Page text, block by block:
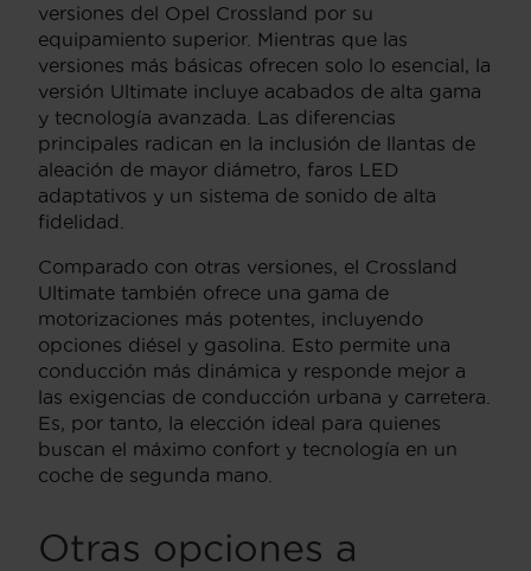
versiones del Opel Crossland por su
equipamiento superior. Mientras que las
versiones más básicas ofrecen solo lo esencial, la
versión Ultimate incluye acabados de alta gama
y tecnología avanzada. Las diferencias
principales radican en la inclusión de llantas de
aleación de mayor diámetro, faros LED
adaptativos y un sistema de sonido de alta
fidelidad.
Comparado con otras versiones, el Crossland
Ultimate también ofrece una gama de
motorizaciones más potentes, incluyendo
opciones diésel y gasolina. Esto permite una
conducción más dinámica y responde mejor a
las exigencias de conducción urbana y carretera.
Es, por tanto, la elección ideal para quienes
buscan el máximo confort y tecnología en un
coche de segunda mano.
Otras opciones a